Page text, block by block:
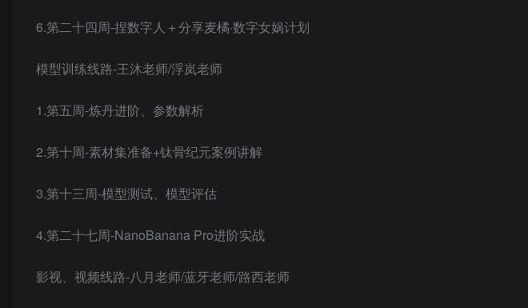
6.第二十四周-捏数字人＋分享麦橘·数字女娲计划
模型训练线路-王沐老师/浮岚老师
1.第五周-炼丹进阶、参数解析
2.第十周-素材集准备+钛骨纪元案例讲解
3.第十三周-模型测试、模型评估
4.第二十七周-NanoBanana Pro进阶实战
影视、视频线路-八月老师/蓝牙老师/路西老师